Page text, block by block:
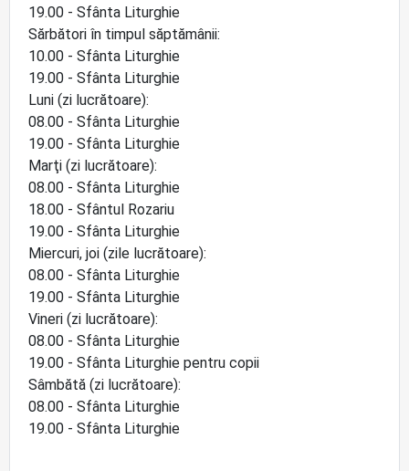
19.00 - Sfânta Liturghie
Sărbători în timpul săptămânii:
10.00 - Sfânta Liturghie
19.00 - Sfânta Liturghie
Luni (zi lucrătoare):
08.00 - Sfânta Liturghie
19.00 - Sfânta Liturghie
Marţi (zi lucrătoare):
08.00 - Sfânta Liturghie
18.00 - Sfântul Rozariu
19.00 - Sfânta Liturghie
Miercuri, joi (zile lucrătoare):
08.00 - Sfânta Liturghie
19.00 - Sfânta Liturghie
Vineri (zi lucrătoare):
08.00 - Sfânta Liturghie
19.00 - Sfânta Liturghie pentru copii
Sâmbătă (zi lucrătoare):
08.00 - Sfânta Liturghie
19.00 - Sfânta Liturghie